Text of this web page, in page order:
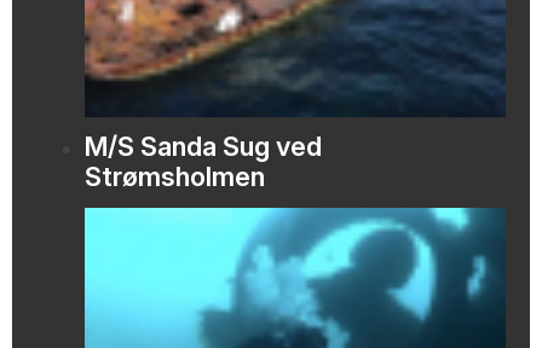
M/S Sanda Sug ved
Strømsholmen